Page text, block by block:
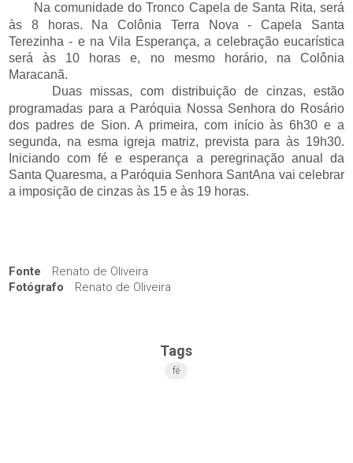
Na comunidade do Tronco Capela de Santa Rita, será
às 8 horas. Na Colônia Terra Nova - Capela Santa
Terezinha - e na Vila Esperança, a celebração eucarística
será às 10 horas e, no mesmo horário, na Colônia
Maracanã.
Duas missas, com distribuição de cinzas, estão
programadas para a Paróquia Nossa Senhora do Rosário
dos padres de Sion. A primeira, com início às 6h30 e a
segunda, na esma igreja matriz, prevista para às 19h30.
Iniciando com fé e esperança a peregrinação anual da
Santa Quaresma, a Paróquia Senhora SantAna vai celebrar
a imposição de cinzas às 15 e às 19 horas.
Fonte
Renato de Oliveira
Fotógrafo
Renato de Oliveira
Tags
fé